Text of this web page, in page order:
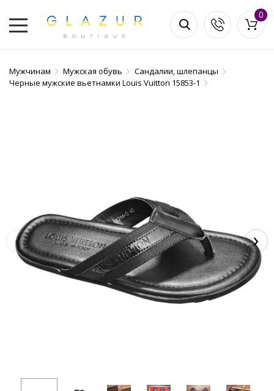
0
Мужчинам Мужская обувь
Сандалии, шлепанцы
Черные мужские вьетнамки Louis Vuitton 15853-1
‹ ›